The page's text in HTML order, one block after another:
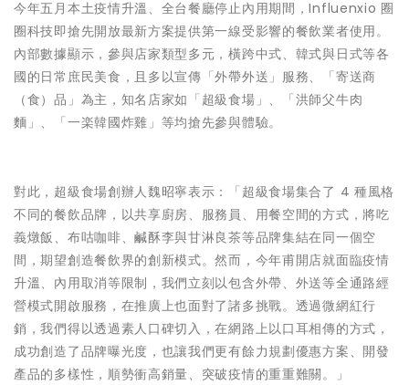
今年五月本土疫情升溫、全台餐廳停止內用期間，Influenxio 圈
圈科技即搶先開放最新方案提供第一線受影響的餐飲業者使用。
內部數據顯示，參與店家類型多元，橫跨中式、韓式與日式等各
國的日常庶民美食，且多以宣傳「外帶外送」服務、「寄送商
（食）品」為主，知名店家如「超級食場」、「洪師父牛肉
麵」、「一楽韓國炸雞」等均搶先參與體驗。
對此，超級食場創辦人魏昭寧表示：「超級食場集合了 4 種風格
不同的餐飲品牌，以共享廚房、服務員、用餐空間的方式，將吃
義燉飯、布咕咖啡、鹹酥李與甘淋良茶等品牌集結在同一個空
間，期望創造餐飲界的創新模式。然而，今年甫開店就面臨疫情
升溫、內用取消等限制，我們立刻以包含外帶、外送等全通路經
營模式開啟服務，在推廣上也面對了諸多挑戰。透過微網紅行
銷，我們得以透過素人口碑切入，在網路上以口耳相傳的方式，
成功創造了品牌曝光度，也讓我們更有餘力規劃優惠方案、開發
產品的多樣性，順勢衝高銷量、突破疫情的重重難關。」